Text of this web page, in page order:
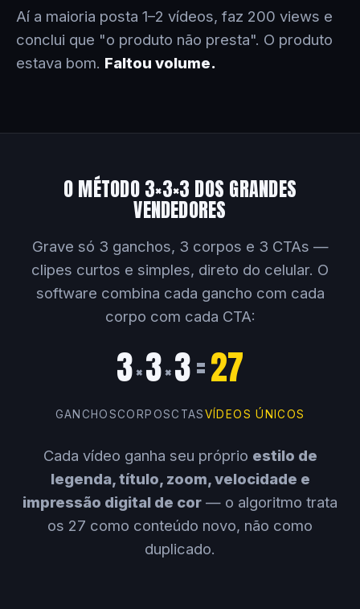
Aí a maioria posta 1–2 vídeos, faz 200 views e
conclui que "o produto não presta". O produto
estava bom. Faltou volume.
O MÉTODO 3×3×3 DOS GRANDES
VENDEDORES
Grave só 3 ganchos, 3 corpos e 3 CTAs —
clipes curtos e simples, direto do celular. O
software combina cada gancho com cada
corpo com cada CTA:
3×3×3=27
GANCHOSCORPOSCTASVÍDEOS ÚNICOS
Cada vídeo ganha seu próprio estilo de
legenda, título, zoom, velocidade e
impressão digital de cor — o algoritmo trata
os 27 como conteúdo novo, não como
duplicado.